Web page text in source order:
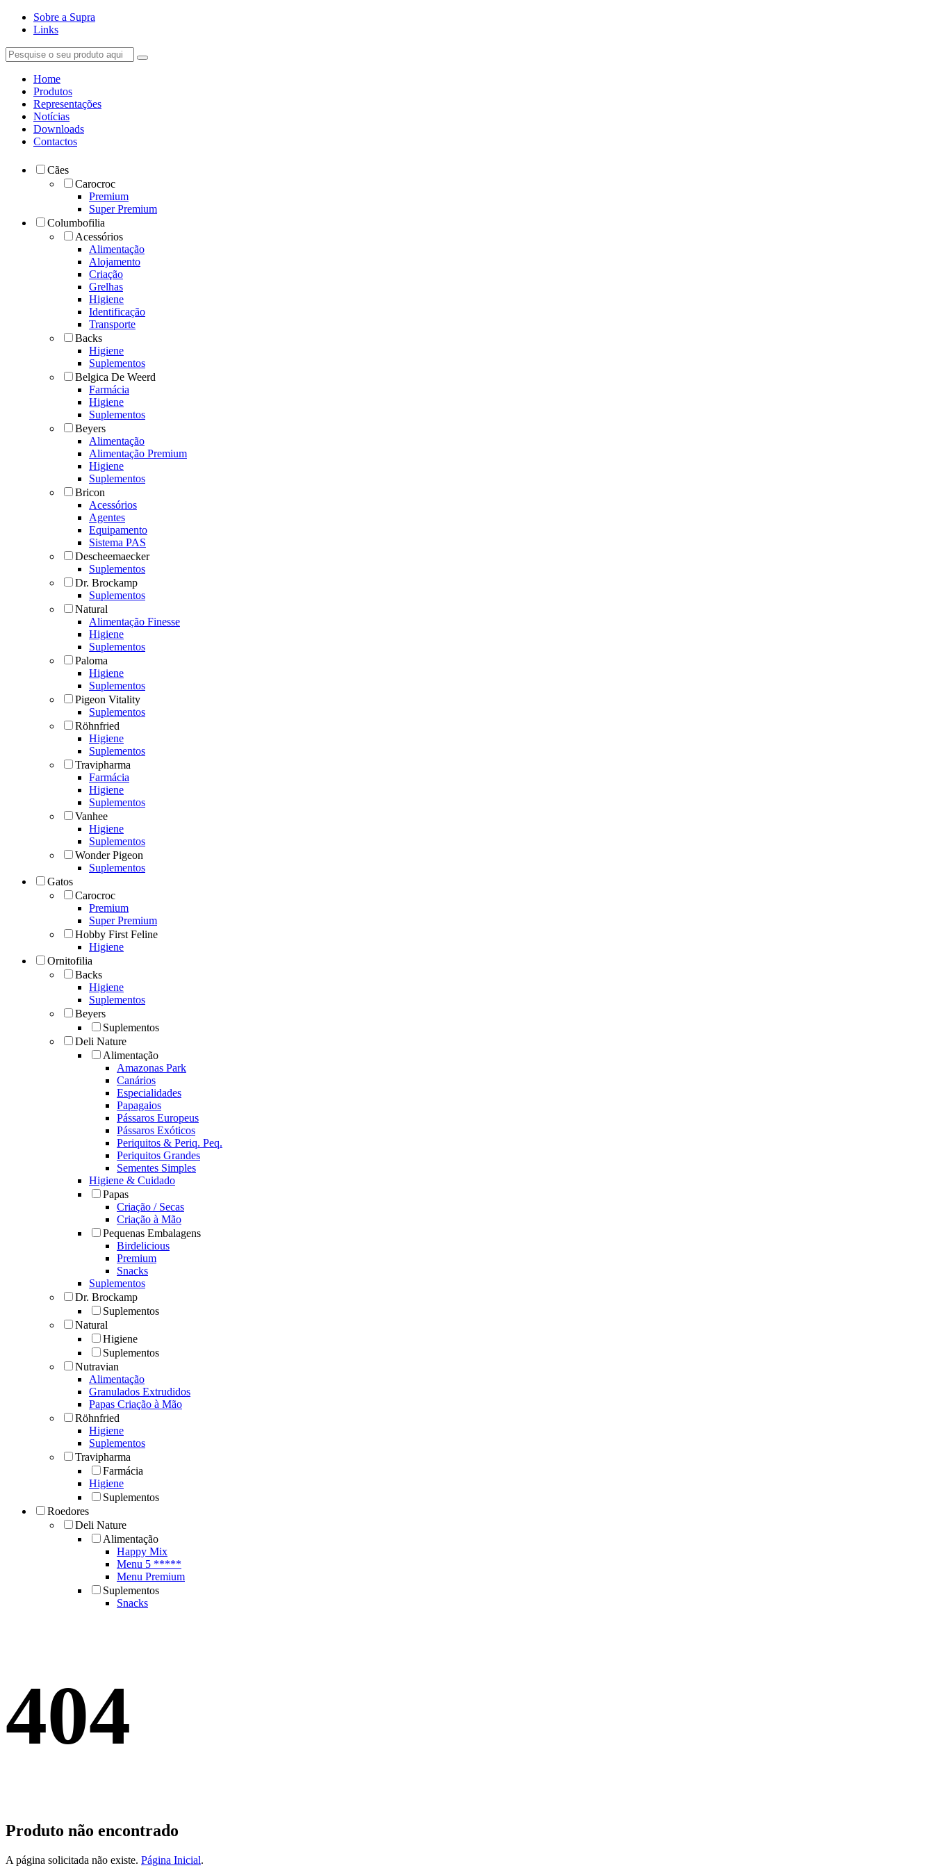
Sobre a Supra
Links
Home
Produtos
Representações
Notícias
Downloads
Contactos
Cães
Carocroc
Premium
Super Premium
Columbofilia
Acessórios
Alimentação
Alojamento
Criação
Grelhas
Higiene
Identificação
Transporte
Backs
Higiene
Suplementos
Belgica De Weerd
Farmácia
Higiene
Suplementos
Beyers
Alimentação
Alimentação Premium
Higiene
Suplementos
Bricon
Acessórios
Agentes
Equipamento
Sistema PAS
Descheemaecker
Suplementos
Dr. Brockamp
Suplementos
Natural
Alimentação Finesse
Higiene
Suplementos
Paloma
Higiene
Suplementos
Pigeon Vitality
Suplementos
Röhnfried
Higiene
Suplementos
Travipharma
Farmácia
Higiene
Suplementos
Vanhee
Higiene
Suplementos
Wonder Pigeon
Suplementos
Gatos
Carocroc
Premium
Super Premium
Hobby First Feline
Higiene
Ornitofilia
Backs
Higiene
Suplementos
Beyers
Suplementos
Deli Nature
Alimentação
Amazonas Park
Canários
Especialidades
Papagaios
Pássaros Europeus
Pássaros Exóticos
Periquitos & Periq. Peq.
Periquitos Grandes
Sementes Simples
Higiene & Cuidado
Papas
Criação / Secas
Criação à Mão
Pequenas Embalagens
Birdelicious
Premium
Snacks
Suplementos
Dr. Brockamp
Suplementos
Natural
Higiene
Suplementos
Nutravian
Alimentação
Granulados Extrudidos
Papas Criação à Mão
Röhnfried
Higiene
Suplementos
Travipharma
Farmácia
Higiene
Suplementos
Roedores
Deli Nature
Alimentação
Happy Mix
Menu 5 *****
Menu Premium
Suplementos
Snacks
404
Produto não encontrado
A página solicitada não existe. Página Inicial.